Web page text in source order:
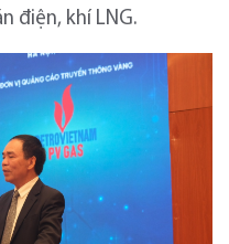
điện, khí LNG.